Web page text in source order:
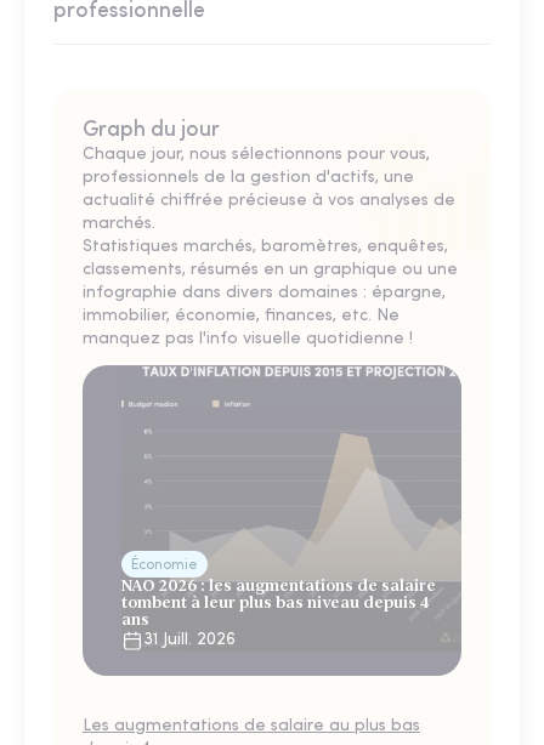
professionnelle
Graph du jour
Chaque jour, nous sélectionnons pour vous,
professionnels de la gestion d'actifs, une
actualité chiffrée précieuse à vos analyses de
marchés.
Statistiques marchés, baromètres, enquêtes,
classements, résumés en un graphique ou une
infographie dans divers domaines : épargne,
immobilier, économie, finances, etc. Ne
manquez pas l'info visuelle quotidienne !
Économie
NAO 2026 : les augmentations de salaire
tombent à leur plus bas niveau depuis 4
ans
31 Juill. 2026
Les augmentations de salaire au plus bas